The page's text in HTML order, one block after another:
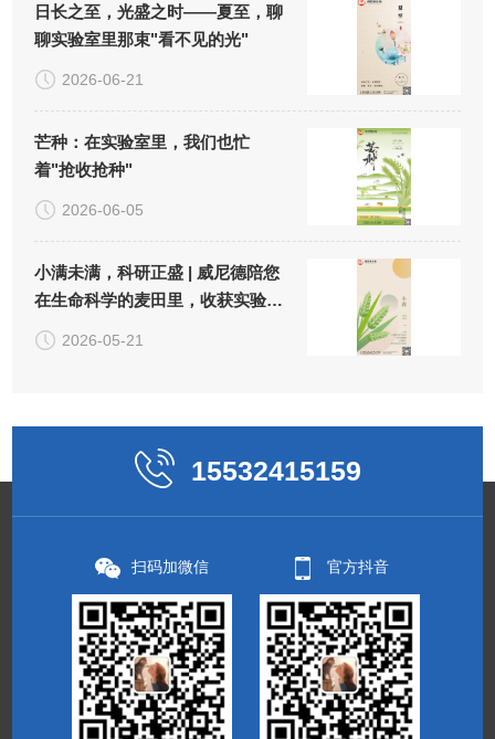
日长之至，光盛之时——夏至，聊
聊实验室里那束"看不见的光"
2026-06-21
芒种：在实验室里，我们也忙
着"抢收抢种"
2026-06-05
小满未满，科研正盛 | 威尼德陪您
在生命科学的麦田里，收获实验
的"小小圆满"
2026-05-21
15532415159
扫码加微信 官方抖音